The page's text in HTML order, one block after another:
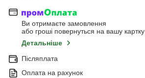
Ви отримаєте замовлення
або гроші повернуться на вашу картку
Детальніше
Післяплата
Оплата на рахунок